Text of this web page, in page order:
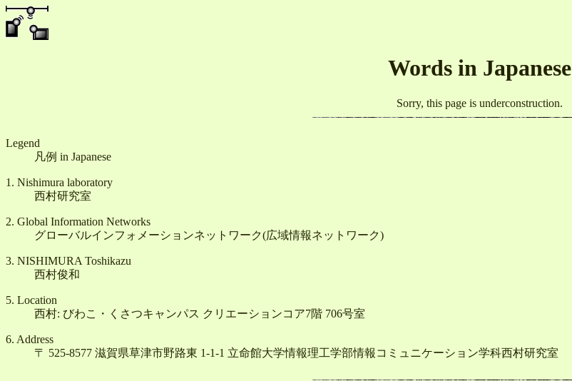
Words in Japanese
Sorry, this page is underconstruction.
Legend
凡例 in Japanese
1. Nishimura laboratory
西村研究室
2. Global Information Networks
グローバルインフォメーションネットワーク(広域情報ネットワーク)
3. NISHIMURA Toshikazu
西村俊和
5. Location
西村: びわこ・くさつキャンパス クリエーションコア7階 706号室
6. Address
〒 525-8577 滋賀県草津市野路東 1-1-1 立命館大学情報理工学部情報コミュニケーション学科西村研究室